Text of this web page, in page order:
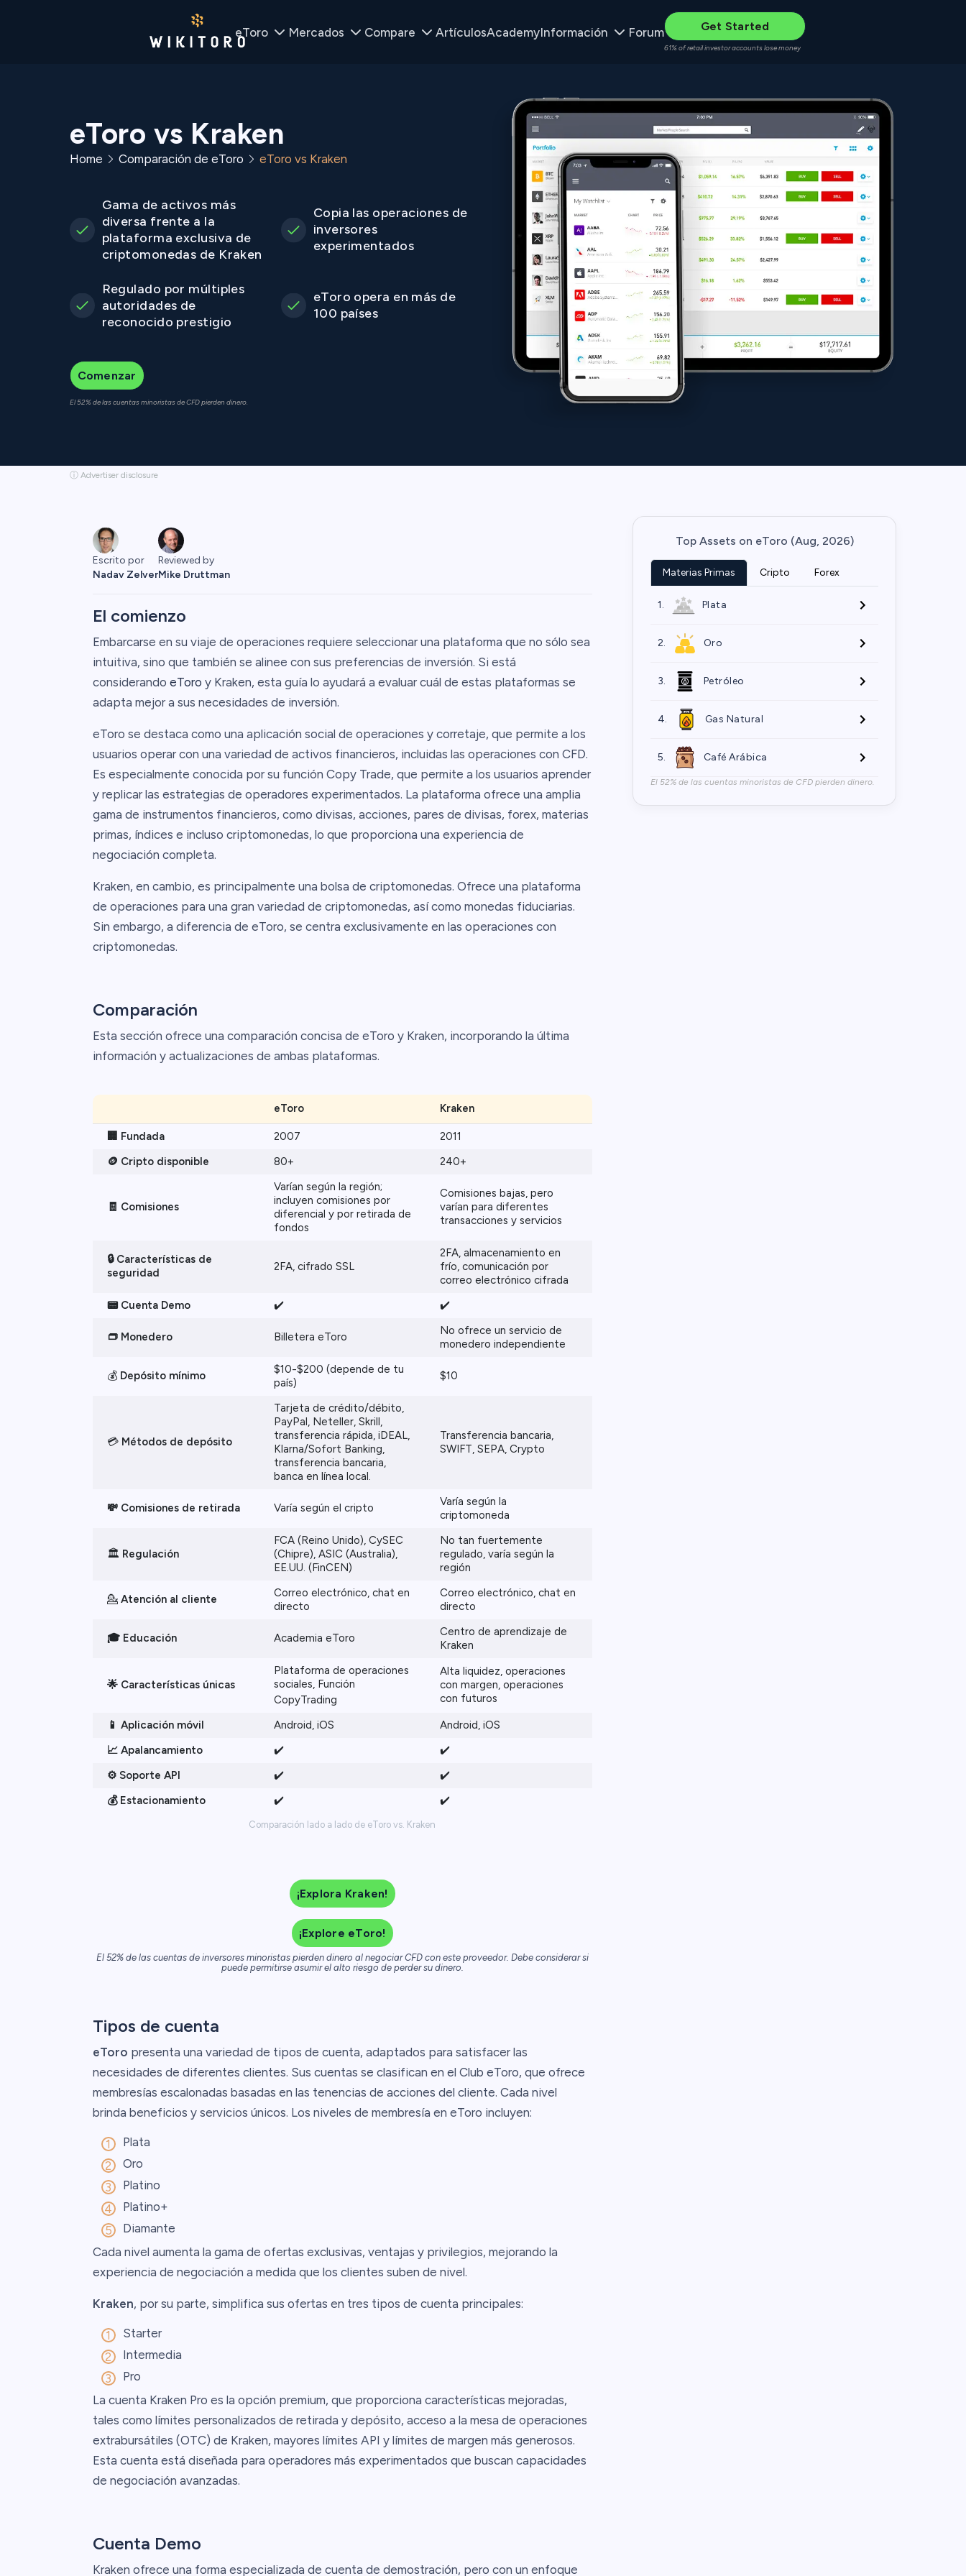
eToro Mercados Compare ArtículosAcademyInformación Forum Get Started
61% of retail investor accounts lose money
eToro vs Kraken
Home Comparación de eToro eToro vs Kraken
Gama de activos más
diversa frente a la
plataforma exclusiva de
criptomonedas de Kraken
Copia las operaciones de
inversores
experimentados
Regulado por múltiples
autoridades de
reconocido prestigio
eToro opera en más de
100 países
Comenzar
El 52% de las cuentas minoristas de CFD pierden dinero.
ⓘ Advertiser disclosure
Escrito por
Nadav Zelver
Reviewed by
Mike Druttman
El comienzo
Embarcarse en su viaje de operaciones requiere seleccionar una plataforma que no sólo sea
intuitiva, sino que también se alinee con sus preferencias de inversión. Si está
considerando eToro y Kraken, esta guía lo ayudará a evaluar cuál de estas plataformas se
adapta mejor a sus necesidades de inversión.
eToro se destaca como una aplicación social de operaciones y corretaje, que permite a los
usuarios operar con una variedad de activos financieros, incluidas las operaciones con CFD.
Es especialmente conocida por su función Copy Trade, que permite a los usuarios aprender
y replicar las estrategias de operadores experimentados. La plataforma ofrece una amplia
gama de instrumentos financieros, como divisas, acciones, pares de divisas, forex, materias
primas, índices e incluso criptomonedas, lo que proporciona una experiencia de
negociación completa.
Kraken, en cambio, es principalmente una bolsa de criptomonedas. Ofrece una plataforma
de operaciones para una gran variedad de criptomonedas, así como monedas fiduciarias.
Sin embargo, a diferencia de eToro, se centra exclusivamente en las operaciones con
criptomonedas.
Comparación
Esta sección ofrece una comparación concisa de eToro y Kraken, incorporando la última
información y actualizaciones de ambas plataformas.
Comparación lado a lado de eToro vs. Kraken
eToro Kraken
🏢 Fundada 2007
2011
🪙 Cripto disponible
80+ 240+
🧾 Comisiones
Varían según la región;
incluyen comisiones por
diferencial y por retirada de
fondos
Comisiones bajas, pero
varían para diferentes
transacciones y servicios
🔒 Características de
seguridad
2FA, cifrado SSL
2FA, almacenamiento en
frío, comunicación por
correo electrónico cifrada
📟 Cuenta Demo
✔️ ✔️
👝 Monedero Billetera eToro
No ofrece un servicio de
monedero independiente
💰 Depósito mínimo
$10-$200 (depende de tu
país)
$10
💳 Métodos de depósito
Tarjeta de crédito/débito,
PayPal, Neteller, Skrill,
transferencia rápida, iDEAL,
Klarna/Sofort Banking,
transferencia bancaria,
banca en línea local.
Transferencia bancaria,
SWIFT, SEPA, Crypto
💸 Comisiones de retirada Varía según el cripto
Varía según la
criptomoneda
🏛️ Regulación
FCA (Reino Unido), CySEC
(Chipre), ASIC (Australia),
EE.UU. (FinCEN)
No tan fuertemente
regulado, varía según la
región
💁 Atención al cliente
Correo electrónico, chat en
directo
Correo electrónico, chat en
directo
🎓 Educación Academia eToro
Centro de aprendizaje de
Kraken
🌟 Características únicas
Plataforma de operaciones
sociales, Función
CopyTrading
Alta liquidez, operaciones
con margen, operaciones
con futuros
📱 Aplicación móvil Android, iOS
Android, iOS
📈 Apalancamiento
✔️
✔️
⚙️ Soporte API
✔️
✔️
💰 Estacionamiento
✔️ ✔️
¡Explora Kraken!
¡Explore eToro!
El 52% de las cuentas de inversores minoristas pierden dinero al negociar CFD con este proveedor. Debe considerar si
puede permitirse asumir el alto riesgo de perder su dinero.
Tipos de cuenta
eToro presenta una variedad de tipos de cuenta, adaptados para satisfacer las
necesidades de diferentes clientes. Sus cuentas se clasifican en el Club eToro, que ofrece
membresías escalonadas basadas en las tenencias de acciones del cliente. Cada nivel
brinda beneficios y servicios únicos. Los niveles de membresía en eToro incluyen:
Plata
Oro
Platino
Platino+
Diamante
Cada nivel aumenta la gama de ofertas exclusivas, ventajas y privilegios, mejorando la
experiencia de negociación a medida que los clientes suben de nivel.
Kraken, por su parte, simplifica sus ofertas en tres tipos de cuenta principales:
Starter
Intermedia
Pro
La cuenta Kraken Pro es la opción premium, que proporciona características mejoradas,
tales como límites personalizados de retirada y depósito, acceso a la mesa de operaciones
extrabursátiles (OTC) de Kraken, mayores límites API y límites de margen más generosos.
Esta cuenta está diseñada para operadores más experimentados que buscan capacidades
de negociación avanzadas.
Cuenta Demo
Kraken ofrece una forma especializada de cuenta de demostración, pero con un enfoque
Top Assets on eToro (Aug, 2026)
Materias Primas Cripto Forex
1. Plata
2. Oro
3. Petróleo
4. Gas Natural
5. Café Arábica
El 52% de las cuentas minoristas de CFD pierden dinero.